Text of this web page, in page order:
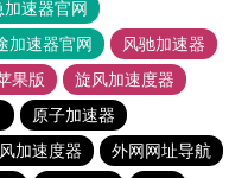
加速器官网
加速器官网
风驰加速器
果版
旋风加速度器
原子加速器
加速度器
外网网址导航